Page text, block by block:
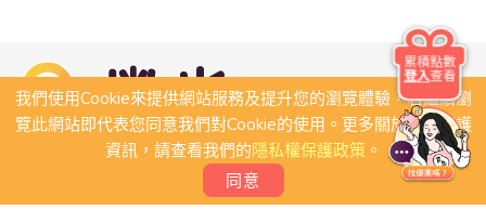
我們使用Cookie來提供網站服務及提升您的瀏覽體驗，若繼續瀏
覽此網站即代表您同意我們對Cookie的使用。更多關於隱私保護
資訊，請查看我們的隱私權保護政策。
同意
累積點數
登入查看